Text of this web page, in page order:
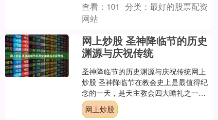
查看： 101 分类：最好的股票配资
网站
网上炒股 圣神降临节的历史
渊源与庆祝传统
圣神降临节的历史渊源与庆祝传统网上
炒股 圣神降临节在教会史上是最值得纪
念的一天，是天主教会四大瞻礼之一，
其重要性不言而喻，这个重要的教会节
日，有着悠久的历史渊源....
网上炒股